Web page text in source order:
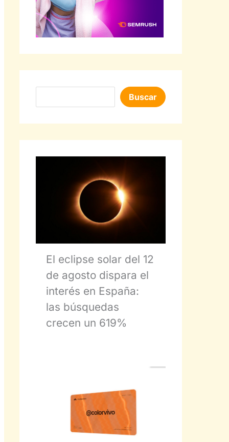
Buscar
El eclipse solar del 12
de agosto dispara el
interés en España:
las búsquedas
crecen un 619%